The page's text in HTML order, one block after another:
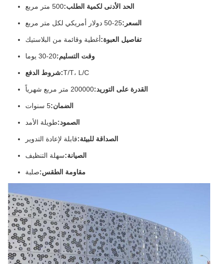
الحد الأدنى لكمية الطلب:500 متر مربع
السعر:25-50 دولار أمريكي لكل متر مربع
تفاصيل العبوة:أغطية وقائمة من البلاستيك
وقت التسليم:20-30 يوما
شروط الدفع:T/T، L/C
القدرة على التوريد:200000 متر مربع شهرياً
الضمان:5 سنوات
الصمود:طويلة الأمد
الصداقة للبيئة:قابلة لإعادة التدوير
الصيانة:سهلة التنظيف
مقاومة الطقس:صلبة